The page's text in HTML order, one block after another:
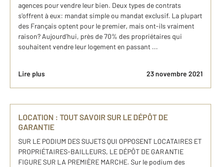
agences pour vendre leur bien. Deux types de contrats
s'offrent à eux: mandat simple ou mandat exclusif. La plupart
des Français optent pour le premier, mais ont-ils vraiment
raison? Aujourd’hui, près de 70% des propriétaires qui
souhaitent vendre leur logement en passant ...
Lire plus 23 novembre 2021
LOCATION : TOUT SAVOIR SUR LE DÉPÔT DE
GARANTIE
SUR LE PODIUM DES SUJETS QUI OPPOSENT LOCATAIRES ET
PROPRIÉTAIRES-BAILLEURS, LE DÉPÔT DE GARANTIE
FIGURE SUR LA PREMIÈRE MARCHE. Sur le podium des